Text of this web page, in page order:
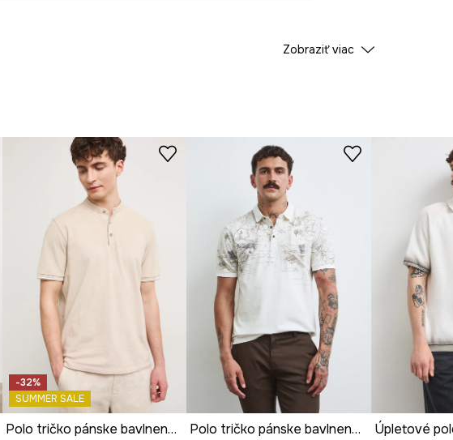
Zobraziť viac
-32%
SUMMER SALE
Polo tričko pánske bavlnené s elastanom
Polo tričko pánske bavlnené s elastanom